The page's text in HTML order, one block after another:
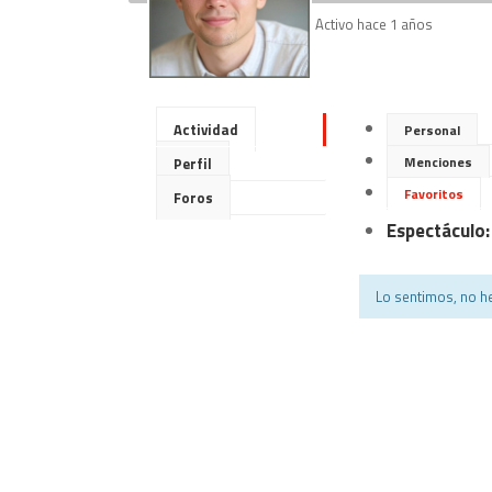
Activo hace 1 años
Actividad
Perfil
Foros
Personal
Menciones
Favoritos
Espectáculo:
Lo sentimos, no